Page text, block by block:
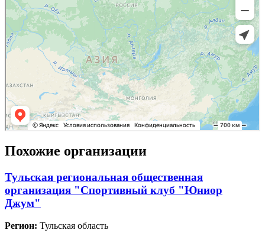
Похожие организации
Тульская региональная общественная
организация "Спортивный клуб "Юниор
Джум"
Регион: Тульская область